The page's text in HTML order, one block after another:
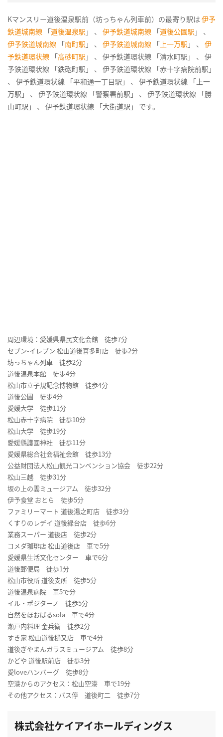
Kマンスリー道後温泉駅前（坊っちゃん列車前）の最寄り駅は 伊予
鉄道城南線 「道後温泉駅 」 、 伊予鉄道城南線 「道後公園駅 」 、
伊予鉄道城南線 「南町駅 」 、 伊予鉄道城南線 「 上一万駅 」 、 伊
予鉄道環状線 「高砂町駅 」 、 伊予鉄道環状線 「清水町駅」 、 伊
予鉄道環状線 「鉄砲町駅」 、 伊予鉄道環状線 「赤十字病院前駅」
、 伊予鉄道環状線 「平和通一丁目駅」 、 伊予鉄道環状線 「上一
万駅」 、 伊予鉄道環状線 「警察署前駅」 、 伊予鉄道環状線 「勝
山町駅」 、 伊予鉄道環状線 「大街道駅」 です。
周辺環境：愛媛県県民文化会館 徒歩7分
セブン-イレブン 松山道後喜多町店 徒歩2分
坊っちゃん列車 徒歩2分
道後温泉本館 徒歩4分
松山市立子規記念博物館 徒歩4分
道後公園 徒歩4分
愛媛大学 徒歩11分
松山赤十字病院 徒歩10分
松山大学 徒歩19分
愛媛縣護國神社 徒歩11分
愛媛県総合社会福祉会館 徒歩13分
公益財団法人松山観光コンベンション協会 徒歩22分
松山三越 徒歩31分
坂の上の雲ミュージアム 徒歩32分
伊予食堂 おとら 徒歩5分
ファミリーマート 道後湯之町店 徒歩3分
くすりのレデイ 道後緑台店 徒歩6分
業務スーパー 道後店 徒歩2分
コメダ珈琲店 松山道後店 車で5分
愛媛県生活文化センター 車で6分
道後郵便局 徒歩1分
松山市役所 道後支所 徒歩5分
道後温泉病院 車5で分
イル・ポジターノ 徒歩5分
自然をほおばるsola 車で4分
瀬戸内料理 金兵衛 徒歩2分
すき家 松山道後樋又店 車で4分
道後ぎやまんガラスミュージアム 徒歩8分
かどや 道後駅前店 徒歩3分
愛loveハンバーグ 徒歩8分
空港からのアクセス：松山空港 車で19分
その他アクセス：バス停 道後町二 徒歩7分
株式会社ケイアイホールディングス